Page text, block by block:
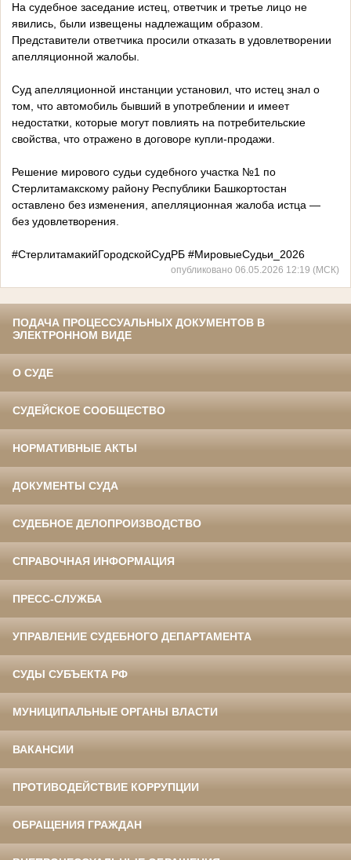
На судебное заседание истец, ответчик и третье лицо не
явились, были извещены надлежащим образом.
Представители ответчика просили отказать в удовлетворении
апелляционной жалобы.
Суд апелляционной инстанции установил, что истец знал о
том, что автомобиль бывший в употреблении и имеет
недостатки, которые могут повлиять на потребительские
свойства, что отражено в договоре купли-продажи.
Решение мирового судьи судебного участка №1 по
Стерлитамакскому району Республики Башкортостан
оставлено без изменения, апелляционная жалоба истца —
без удовлетворения.
#СтерлитамакийГородскойСудРБ #МировыеСудьи_2026
опубликовано 06.05.2026 12:19 (МСК)
ПОДАЧА ПРОЦЕССУАЛЬНЫХ ДОКУМЕНТОВ В
ЭЛЕКТРОННОМ ВИДЕ
О СУДЕ
СУДЕЙСКОЕ СООБЩЕСТВО
НОРМАТИВНЫЕ АКТЫ
ДОКУМЕНТЫ СУДА
СУДЕБНОЕ ДЕЛОПРОИЗВОДСТВО
СПРАВОЧНАЯ ИНФОРМАЦИЯ
ПРЕСС-СЛУЖБА
УПРАВЛЕНИЕ СУДЕБНОГО ДЕПАРТАМЕНТА
СУДЫ СУБЪЕКТА РФ
МУНИЦИПАЛЬНЫЕ ОРГАНЫ ВЛАСТИ
ВАКАНСИИ
ПРОТИВОДЕЙСТВИЕ КОРРУПЦИИ
ОБРАЩЕНИЯ ГРАЖДАН